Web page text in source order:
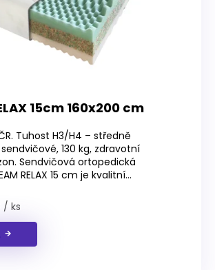
15cm 160x200 cm
Tuhost H3/H4 – středně
130 kg, zdravotní
Sendvičová ortopedická
RELAX 15 cm je kvalitní...
/ ks